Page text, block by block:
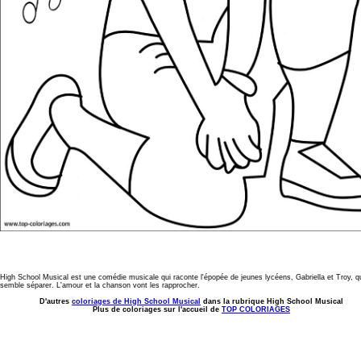
High School Musical est une comédie musicale qui raconte l'épopée de jeunes lycéens, Gabriella et Troy,
semble séparer. L'amour et la chanson vont les rapprocher.
D'autres coloriages de High School Musical dans la rubrique High School Musical
Plus de coloriages sur l'accueil de TOP COLORIAGES